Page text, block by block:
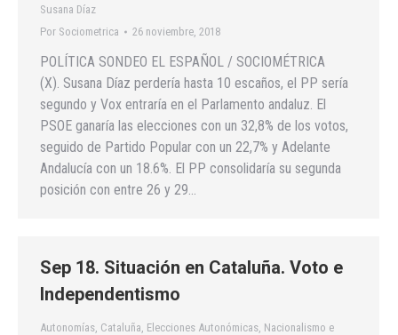
Susana Díaz
Por Sociometrica 26 noviembre, 2018
POLÍTICA SONDEO EL ESPAÑOL / SOCIOMÉTRICA
(X). Susana Díaz perdería hasta 10 escaños, el PP sería
segundo y Vox entraría en el Parlamento andaluz. El
PSOE ganaría las elecciones con un 32,8% de los votos,
seguido de Partido Popular con un 22,7% y Adelante
Andalucía con un 18.6%. El PP consolidaría su segunda
posición con entre 26 y 29…
Sep 18. Situación en Cataluña. Voto e
Independentismo
Autonomías, Cataluña, Elecciones Autonómicas, Nacionalismo e